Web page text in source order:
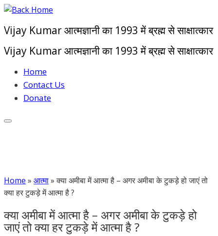
Skip
content
Vijay Kumar आत्मज्ञानी का 1993 में ब्रह्म से साक्षात्कार
Vijay Kumar आत्मज्ञानी का 1993 में ब्रह्म से साक्षात्कार
Home
Contact Us
Donate
Home » आत्मा» क्या अमीबा में आत्मा है – अगर अमीबा के टुकड़े हो जाएं तो
क्या हर टुकड़े में आत्मा है ?
क्या अमीबा में आत्मा है – अगर अमीबा के टुकड़े हो
जाएं तो क्या हर टुकड़े में आत्मा है ?